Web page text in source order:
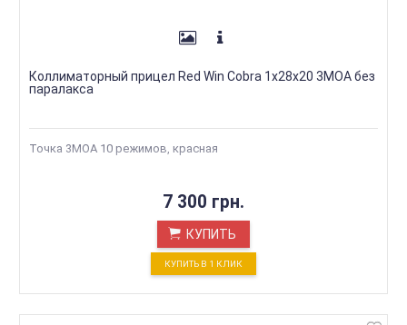
Коллиматорный прицел Red Win Cobra 1x28x20 3MOA без
паралакса
Точка 3МОА 10 режимов, красная
7 300 грн.
КУПИТЬ
КУПИТЬ В 1 КЛИК